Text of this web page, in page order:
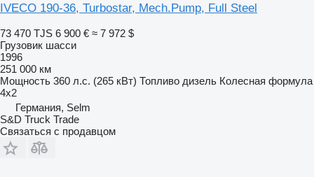
IVECO 190-36, Turbostar, Mech.Pump, Full Steel
73 470 TJS 6 900 € ≈ 7 972 $
Грузовик шасси
1996
251 000 км
Мощность 360 л.с. (265 кВт) Топливо дизель Колесная формула
4x2
Германия, Selm
S&D Truck Trade
Связаться с продавцом